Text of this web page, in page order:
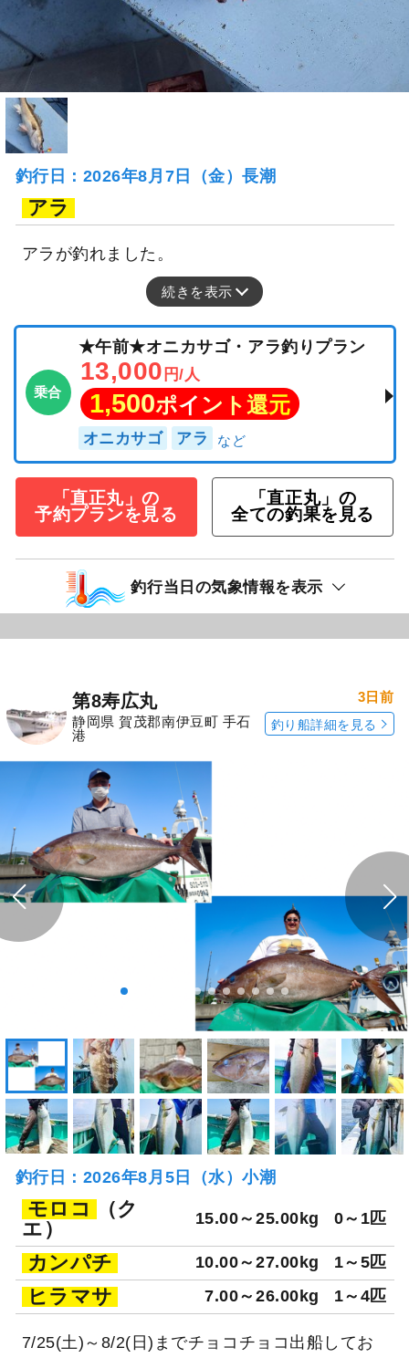
釣行日：2026年8月7日（金）長潮
アラ
アラが釣れました。
続きを表示
乗合
★午前★オニカサゴ・アラ釣りプラン
13,000 円/人
1,500ポイント還元
オニカサゴ アラ
「直正丸」の
予約プランを見る
「直正丸」の
全ての釣果を見る
釣行当日の気象情報を表示
第8寿広丸
静岡県 賀茂郡南伊豆町 手石
港
3日前
釣り船詳細を見る
釣行日：2026年8月5日（水）小潮
モロコ
（ク
エ）
15.00～25.00kg 0～1匹
カンパチ 10.00～27.00kg 1～5匹
ヒラマサ 7.00～26.00kg 1～4匹
7/25(土)～8/2(日)までチョコチョコ出船してお